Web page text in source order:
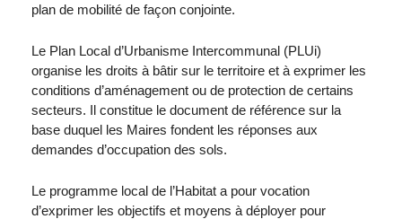
plan de mobilité de façon conjointe.
Le Plan Local d’Urbanisme Intercommunal (PLUi)
organise les droits à bâtir sur le territoire et à exprimer les
conditions d’aménagement ou de protection de certains
secteurs. Il constitue le document de référence sur la
base duquel les Maires fondent les réponses aux
demandes d’occupation des sols.
Le programme local de l’Habitat a pour vocation
d’exprimer les objectifs et moyens à déployer pour